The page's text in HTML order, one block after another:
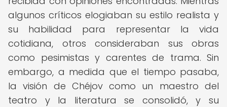
algunos críticos elogiaban su estilo realista y
su habilidad para representar la vida
cotidiana, otros consideraban sus obras
como pesimistas y carentes de trama. Sin
embargo, a medida que el tiempo pasaba,
la visión de Chéjov como un maestro del
teatro y la literatura se consolidó, y su